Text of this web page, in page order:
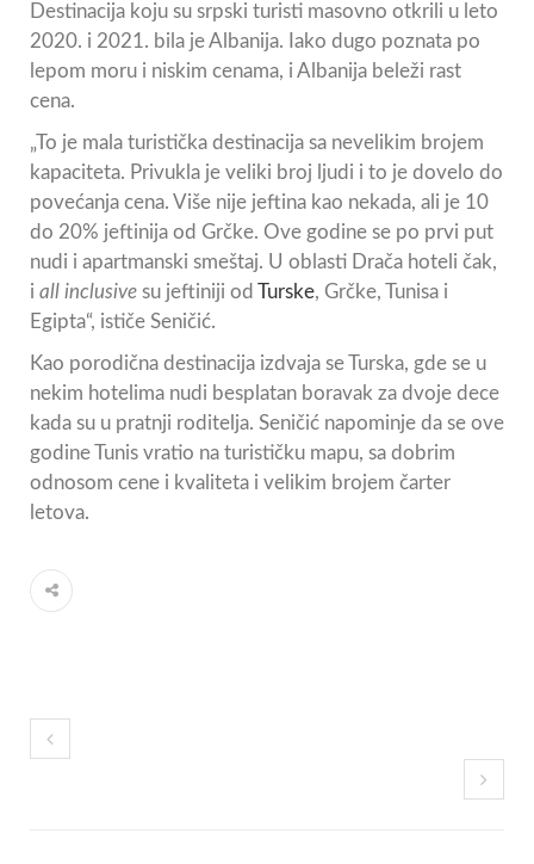
Destinacija koju su srpski turisti masovno otkrili u leto
2020. i 2021. bila je Albanija. Iako dugo poznata po
lepom moru i niskim cenama, i Albanija beleži rast
cena.
„To je mala turistička destinacija sa nevelikim brojem
kapaciteta. Privukla je veliki broj ljudi i to je dovelo do
povećanja cena. Više nije jeftina kao nekada, ali je 10
do 20% jeftinija od Grčke. Ove godine se po prvi put
nudi i apartmanski smeštaj. U oblasti Drača hoteli čak,
i all inclusive su jeftiniji od Turske, Grčke, Tunisa i
Egipta“, ističe Seničić.
Kao porodična destinacija izdvaja se Turska, gde se u
nekim hotelima nudi besplatan boravak za dvoje dece
kada su u pratnji roditelja. Seničić napominje da se ove
godine Tunis vratio na turističku mapu, sa dobrim
odnosom cene i kvaliteta i velikim brojem čarter
letova.